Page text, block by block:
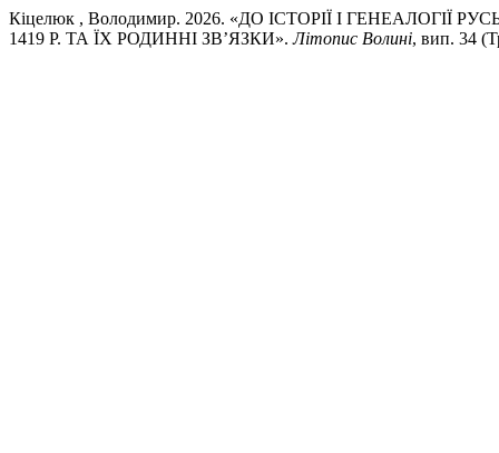
Кіцелюк , Володимир. 2026. «ДО ІСТОРІЇ І
1419 Р. ТА ЇХ РОДИННІ ЗВ’ЯЗКИ».Літопис Волині, вип. 34